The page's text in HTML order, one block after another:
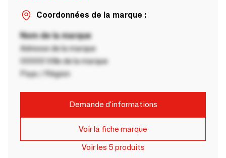
Coordonnées de la marque :
Nom de la marque
Adresse de la marque
00000 Ville de la marque
Pays / Région
Demande d'informations
Voir la fiche marque
Voir les 5 produits